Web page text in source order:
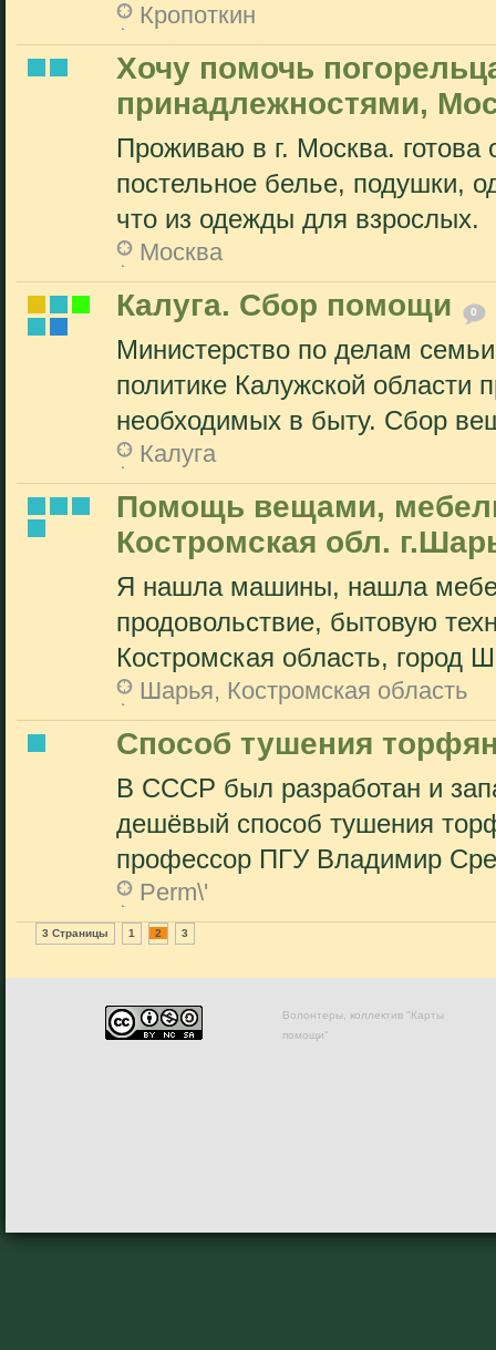
Кропоткин
Хочу помочь
принадлежностями,
Проживаю в г. Москва.
постельное белье, подушки,
что из одежды для взрослых.
Москва
Калуга. Сбор помощи 0
Министерство по делам
политике Калужской области
необходимых в быту. Сбор
Калуга
Помощь вещами,
Костромская обл.
Я нашла машины, нашла
продовольствие, бытовую
Костромская область, город
Шарья, Костромская область
Способ тушения
В СССР был разработан и
дешёвый способ тушения
профессор ПГУ Владимир
Perm\'
3 Страницы 1 2 3
Волонтеры, коллектив "Карты
помощи"